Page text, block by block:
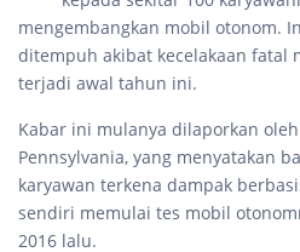
mengembangkan mobil otonom.
ditempuh akibat kecelakaan fatal
terjadi awal tahun ini.
Kabar ini mulanya dilaporkan
Pennsylvania, yang menyatakan
karyawan terkena dampak
sendiri memulai tes mobil
2016 lalu.